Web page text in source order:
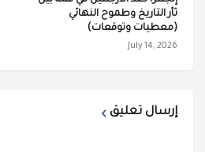
ثأر التاريخ وطموح النهائي
(معطيات وتوقعات)
July 14, 2026
إرسال تعليق